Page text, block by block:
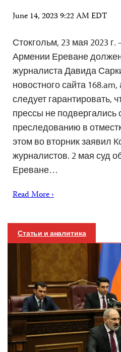
June 14, 2023 9:22 AM EDT
Стокгольм, 23 мая 2023
Армении Ереване
журналиста Давида
новостного сайта
следует гарантировать,
прессы не подвергались
преследованию в
этом во вторник заявил
журналистов. 2 мая суд
Ереване…
Read More ›
Статьи и аналитика